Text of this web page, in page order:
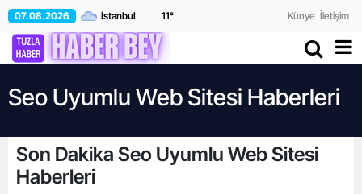
07.08.2026 11° Künye İletişim
Seo Uyumlu Web Sitesi Haberleri
Son Dakika Seo Uyumlu Web Sitesi
Haberleri